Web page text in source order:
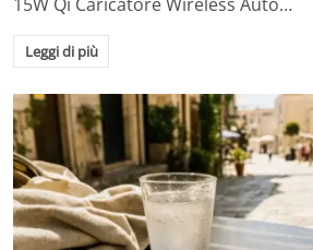
Leggi di più